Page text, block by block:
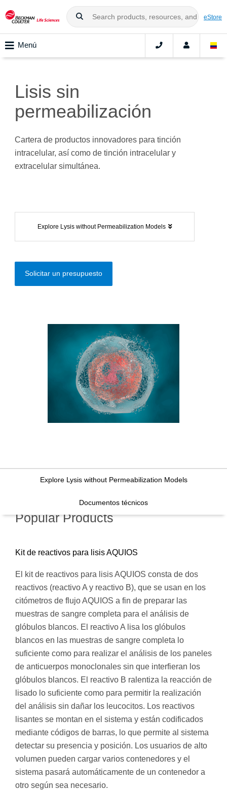
eStore
Menú
Lisis sin
permeabilización
Cartera de productos innovadores para tinción
intracelular, así como de tinción intracelular y
extracelular simultánea.
Explore Lysis without Permeabilization Models
Solicitar un presupuesto
Explore Lysis without Permeabilization Models
Documentos técnicos
Popular Products
Kit de reactivos para lisis AQUIOS
El kit de reactivos para lisis AQUIOS consta de dos
reactivos (reactivo A y reactivo B), que se usan en los
citómetros de flujo AQUIOS a fin de preparar las
muestras de sangre completa para el análisis de
glóbulos blancos. El reactivo A lisa los glóbulos
blancos en las muestras de sangre completa lo
suficiente como para realizar el análisis de los paneles
de anticuerpos monoclonales sin que interfieran los
glóbulos blancos. El reactivo B ralentiza la reacción de
lisado lo suficiente como para permitir la realización
del análisis sin dañar los leucocitos. Los reactivos
lisantes se montan en el sistema y están codificados
mediante códigos de barras, lo que permite al sistema
detectar su presencia y posición. Los usuarios de alto
volumen pueden cargar varios contenedores y el
sistema pasará automáticamente de un contenedor a
otro según sea necesario.